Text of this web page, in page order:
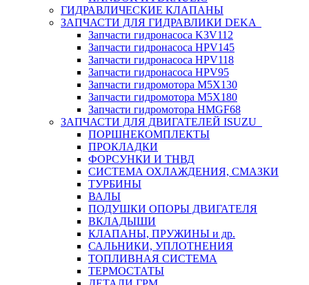
ГИДРАВЛИЧЕСКИЕ КЛАПАНЫ
ЗАПЧАСТИ ДЛЯ ГИДРАВЛИКИ DEKA
Запчасти гидронасоса K3V112
Запчасти гидронасоса HPV145
Запчасти гидронасоса HPV118
Запчасти гидронасоса HPV95
Запчасти гидромотора M5X130
Запчасти гидромотора M5X180
Запчасти гидромотора HMGF68
ЗАПЧАСТИ ДЛЯ ДВИГАТЕЛЕЙ ISUZU
ПОРШНЕКОМПЛЕКТЫ
ПРОКЛАДКИ
ФОРСУНКИ И ТНВД
СИСТЕМА ОХЛАЖДЕНИЯ, СМАЗКИ
ТУРБИНЫ
ВАЛЫ
ПОДУШКИ ОПОРЫ ДВИГАТЕЛЯ
ВКЛАДЫШИ
КЛАПАНЫ, ПРУЖИНЫ и др.
САЛЬНИКИ, УПЛОТНЕНИЯ
ТОПЛИВНАЯ СИСТЕМА
ТЕРМОСТАТЫ